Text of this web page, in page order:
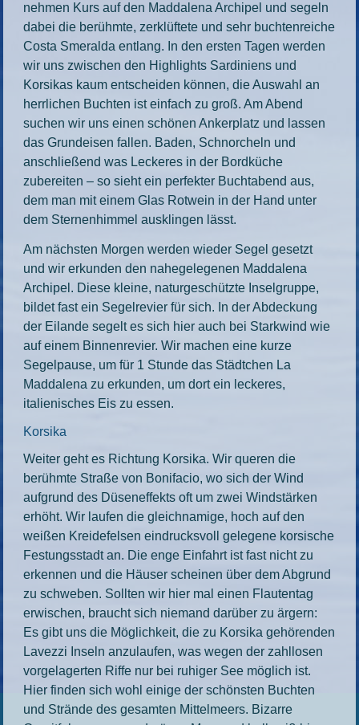
nehmen Kurs auf den Maddalena Archipel und segeln
dabei die berühmte, zerklüftete und sehr buchtenreiche
Costa Smeralda entlang. In den ersten Tagen werden
wir uns zwischen den Highlights Sardiniens und
Korsikas kaum entscheiden können, die Auswahl an
herrlichen Buchten ist einfach zu groß. Am Abend
suchen wir uns einen schönen Ankerplatz und lassen
das Grundeisen fallen. Baden, Schnorcheln und
anschließend was Leckeres in der Bordküche
zubereiten – so sieht ein perfekter Buchtabend aus,
dem man mit einem Glas Rotwein in der Hand unter
dem Sternenhimmel ausklingen lässt.
Am nächsten Morgen werden wieder Segel gesetzt
und wir erkunden den nahegelegenen Maddalena
Archipel. Diese kleine, naturgeschützte Inselgruppe,
bildet fast ein Segelrevier für sich. In der Abdeckung
der Eilande segelt es sich hier auch bei Starkwind wie
auf einem Binnenrevier. Wir machen eine kurze
Segelpause, um für 1 Stunde das Städtchen La
Maddalena zu erkunden, um dort ein leckeres,
italienisches Eis zu essen.
Korsika
Weiter geht es Richtung Korsika. Wir queren die
berühmte Straße von Bonifacio, wo sich der Wind
aufgrund des Düseneffekts oft um zwei Windstärken
erhöht. Wir laufen die gleichnamige, hoch auf den
weißen Kreidefelsen eindrucksvoll gelegene korsische
Festungsstadt an. Die enge Einfahrt ist fast nicht zu
erkennen und die Häuser scheinen über dem Abgrund
zu schweben. Sollten wir hier mal einen Flautentag
erwischen, braucht sich niemand darüber zu ärgern:
Es gibt uns die Möglichkeit, die zu Korsika gehörenden
Lavezzi Inseln anzulaufen, was wegen der zahllosen
vorgelagerten Riffe nur bei ruhiger See möglich ist.
Hier finden sich wohl einige der schönsten Buchten
und Strände des gesamten Mittelmeers. Bizarre